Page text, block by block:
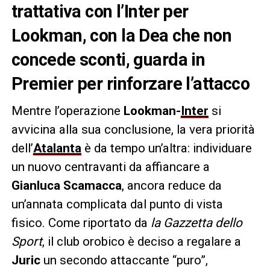
trattativa con l’Inter per
Lookman, con la Dea che non
concede sconti, guarda in
Premier per rinforzare l’attacco
Mentre l’operazione Lookman-Inter si
avvicina alla sua conclusione, la vera priorità
dell’Atalanta è da tempo un’altra: individuare
un nuovo centravanti da affiancare a
Gianluca Scamacca, ancora reduce da
un’annata complicata dal punto di vista
fisico. Come riportato da la Gazzetta dello
Sport, il club orobico è deciso a regalare a
Juricun secondo attaccante “puro”,